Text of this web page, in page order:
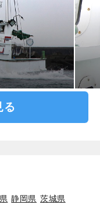
る
静岡県 茨城県